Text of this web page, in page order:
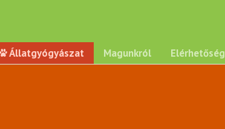
Állatgyógyászat Magunkról Elérhetőség